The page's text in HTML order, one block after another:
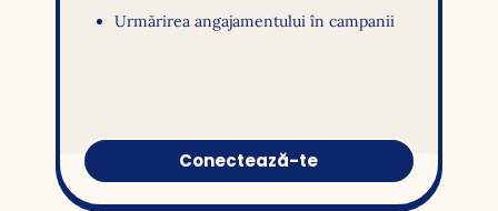
Urmărirea angajamentului în campanii
Conectează-te